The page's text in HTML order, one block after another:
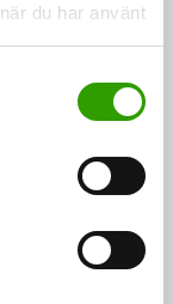
du har använt